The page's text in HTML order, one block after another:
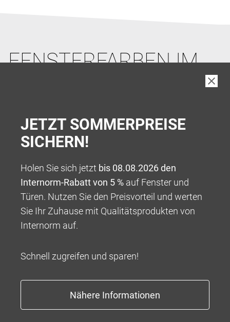
FENSTERFARBEN IM
Sie hätten gern eine komplette Übersicht aller
lieferbaren Farben?
Fensterfarben herunterladen.
UNSERE REFERENZEN: FÜR
JETZT SOMMERPREISE
SICHERN!
Holen Sie sich jetzt bis 08.08.2026 den
Internorm-Rabatt von 5 % auf Fenster und
Türen. Nutzen Sie den Preisvorteil und werten
Sie Ihr Zuhause mit Qualitätsprodukten von
Internorm auf.
Schnell zugreifen und sparen!